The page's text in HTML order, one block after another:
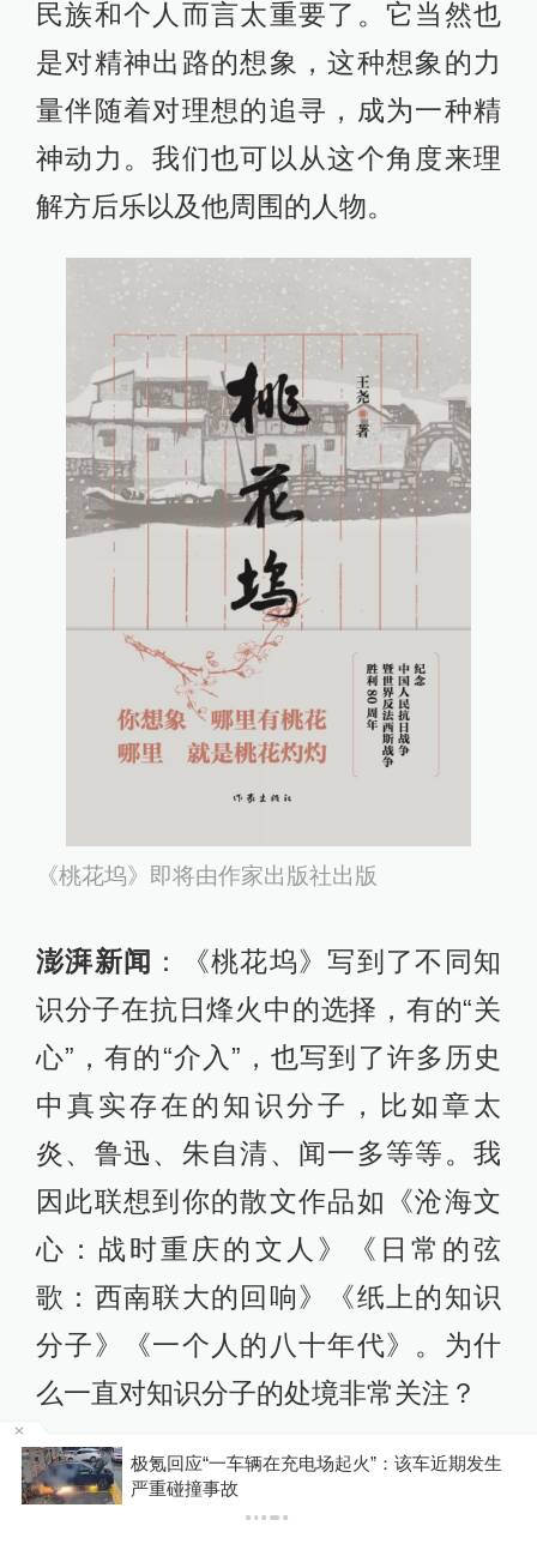
民族和个人而言太重要了。它当然也
是对精神出路的想象，这种想象的力
量伴随着对理想的追寻，成为一种精
神动力。我们也可以从这个角度来理
解方后乐以及他周围的人物。
《桃花坞》即将由作家出版社出版
澎湃新闻 ：《桃花坞》写到了不同知
识分子在抗日烽火中的选择，有的“关
心”，有的“介入”，也写到了许多历史
中真实存在的知识分子，比如章太
炎、鲁迅、朱自清、闻一多等等。我
因此联想到你的散文作品如《沧海文
心：战时重庆的文人》《日常的弦
歌：西南联大的回响》《纸上的知识
分子》《一个人的八十年代》。为什
么一直对知识分子的处境非常关注？
王尧：桃花坞是写历史的小说，不
是“历史小说”。小说由1937年苏州沦
马上评｜台风汛情绝不是流量密码